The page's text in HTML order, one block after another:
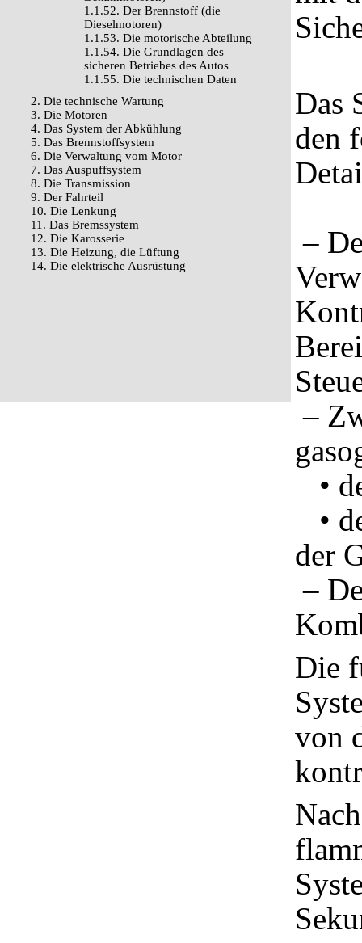
1.1.52. Der Brennstoff (die
Dieselmotoren)
1.1.53. Die motorische Abteilung
1.1.54. Die Grundlagen des
sicheren Betriebes des Autos
1.1.55. Die technischen Daten
2. Die technische Wartung
3. Die Motoren
4. Das System der Abkühlung
5. Das Brennstoffsystem
6. Die Verwaltung vom Motor
7. Das Auspuffsystem
8. Die Transmission
9. Der Fahrteil
10. Die Lenkung
11. Das Bremssystem
12. Die Karosserie
13. Die Heizung, die Lüftung
14. Die elektrische Ausrüstung
Das
den
–
–
•
•
der
–
Die
von